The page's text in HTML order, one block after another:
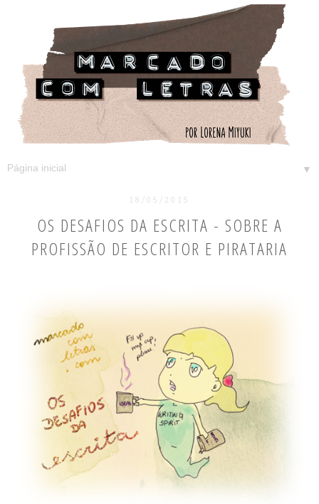
▼
18/05/2015
OS DESAFIOS DA ESCRITA - SOBRE A
PROFISSÃO DE ESCRITOR E PIRATARIA